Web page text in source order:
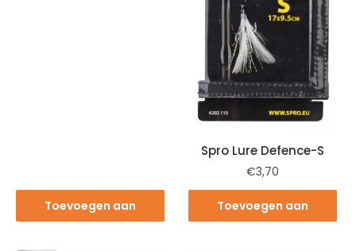
Toevoegen aan
Spro Lure Defence-S
€3,70
Toevoegen aan